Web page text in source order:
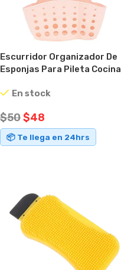
Escurridor Organizador De
Esponjas Para Pileta Cocina
En stock
$50$48
📦 Te llega en 24hrs